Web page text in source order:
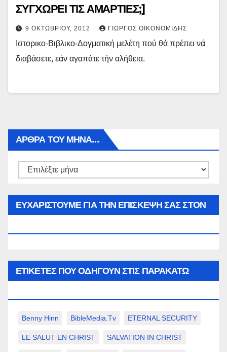
ΣΥΓΧΩΡΕΙ ΤΙΣ ΑΜΑΡΤΙΕΣ;]
9 ΟΚΤΩΒΡΊΟΥ, 2012 ΓΙΏΡΓΟΣ ΟΙΚΟΝΟΜΊΔΗΣ
Ιστορικο-Βιβλικο-Δογματική μελέτη πού θά πρέπει νά
διαβάσετε, εάν αγαπάτε τήν αλήθεια.
ΑΡΘΡΑ ΤΟΥ ΜΉΝΑ…
Αρθρα
ΕΥΧΑΡΙΣΤΟΥΜΕ ΓΙΑ ΤΗΝ ΕΠΙΣΚΕΨΗ ΣΑΣ ΣΤΟΝ
ΕΤΙΚΈΤΕΣ ΠΟΥ ΟΔΗΓΟΎΝ ΣΤΙΣ ΠΑΡΑΚΆΤΩ
Benny Hinn BibleMedia.tv ETERNAL SECURITY
LE SALUT EN CHRIST SALVATION IN CHRIST